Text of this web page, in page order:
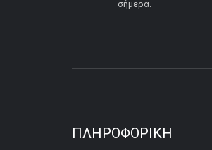
σήμερα.
ΠΛΗΡΟΦΟΡΙΚΉ